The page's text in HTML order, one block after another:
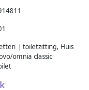
| toiletzitting, Huis
omnia classic